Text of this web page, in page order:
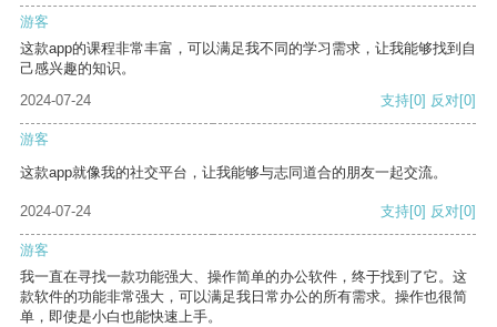
游客
这款app的课程非常丰富，可以满足我不同的学习需求，让我能够找到自
己感兴趣的知识。
2024-07-24
支持[0] 反对[0]
游客
这款app就像我的社交平台，让我能够与志同道合的朋友一起交流。
2024-07-24 支持[0] 反对[0]
游客
我一直在寻找一款功能强大、操作简单的办公软件，终于找到了它。这
款软件的功能非常强大，可以满足我日常办公的所有需求。操作也很简
单，即使是小白也能快速上手。